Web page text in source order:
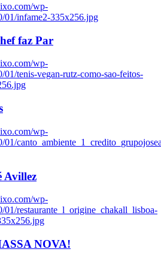
wp-
01/infame2-335x256.jpg
faz Par
wp-
01/tenis-vegan-rutz-como-sao-feitos-
wp-
01/
Avillez
wp-
01/restaurante_l_origine_chakall_lisboa-
NOVA!